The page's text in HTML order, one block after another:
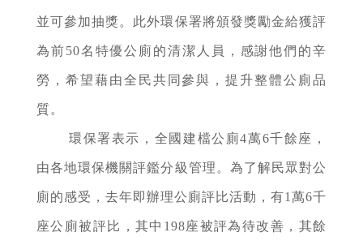
並可參加抽獎。此外環保署將頒發獎勵金給獲評
為前50名特優公廁的清潔人員，感謝他們的辛
勞，希望藉由全民共同參與，提升整體公廁品
質。
環保署表示，全國建檔公廁4萬6千餘座，
由各地環保機關評鑑分級管理。為了解民眾對公
廁的感受，去年即辦理公廁評比活動，有1萬6千
座公廁被評比，其中198座被評為待改善，其餘